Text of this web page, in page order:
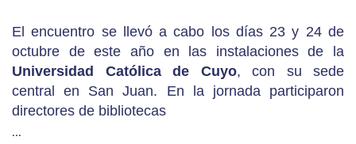
El encuentro se llevó a cabo los días 23 y 24 de
octubre de este año en las instalaciones de la
Universidad Católica de Cuyo, con su sede
central en San Juan. En la jornada participaron
directores de bibliotecas
…